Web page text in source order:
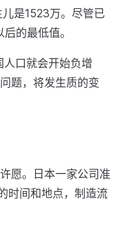
是1523万。尽管已
的最低值。
口就会开始负增
题，将发生质的变
愿。日本一家公司准
时间和地点，制造流